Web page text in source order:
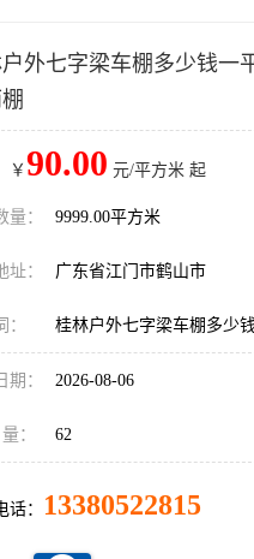
外七字梁车棚多少钱一
￥ 90.00 元/平方米 起
量： 9999.00平方米
址： 广东省江门市鹤山市
： 桂林户外七字梁车棚多少
期： 2026-08-06
： 62
话： 13380522815